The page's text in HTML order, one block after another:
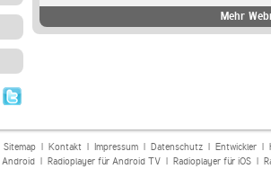
Mehr
Sitemap| Kontakt| Impressum| Datenschutz| Entwickler|
Android| Radioplayer für Android TV| Radioplayer für iOS|